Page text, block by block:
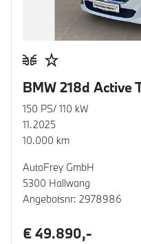
BMW 218d Active
150 PS/ 110 kW
11.2025
10.000 km
AutoFrey GmbH
5300 Hallwang
Angebotsnr: 2978986
€ 49.890,-